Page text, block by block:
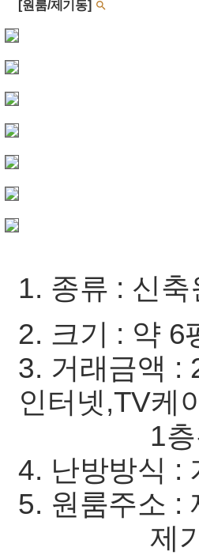
[원룸/제기동] 
1. 종류 : 신축
2. 크기 : 약 6
3. 거래금액 :
인터넷,TV케
1층은
4. 난방방식 :
5. 원룸주소 :
제기역에